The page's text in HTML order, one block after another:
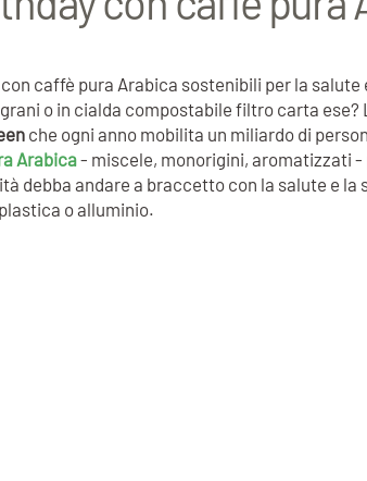
caffè pura Arabica sostenibili per la
o in cialda compostabile filtro carta
che ogni anno mobilita un miliardo di
Arabica- miscele, monorigini, aromatizzati
debba andare a braccetto con la salute e
o alluminio.